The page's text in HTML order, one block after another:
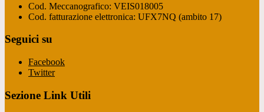
Cod. Meccanografico: VEIS018005
Cod. fatturazione elettronica: UFX7NQ (ambito 17)
Seguici su
Facebook
Twitter
Sezione Link Utili